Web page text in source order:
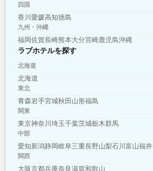
四国
香川 愛媛高知徳島
九州・沖縄
福岡佐賀長崎熊本大分宮崎鹿児島沖縄
ラブホテルを探す
北海道
北海道
東北
青森岩手宮城秋田 山形福島
関東
東京神奈川 埼玉千葉茨城栃木群馬
中部
愛知新潟静岡岐阜三重長野山梨石川 富山福井
関西
大阪京都兵庫奈良滋賀和歌山